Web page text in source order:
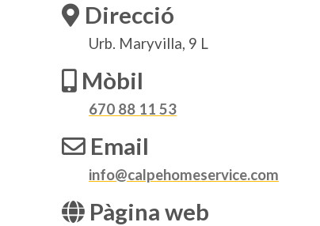
Direcció
Urb. Maryvilla, 9 L
Mòbil
670 88 11 53
Email
info@calpehomeservice.com
Pàgina web